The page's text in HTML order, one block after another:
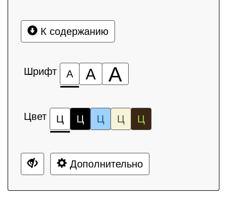
К содержанию
Шрифт А А А
Цвет Ц Ц Ц Ц Ц
Дополнительно